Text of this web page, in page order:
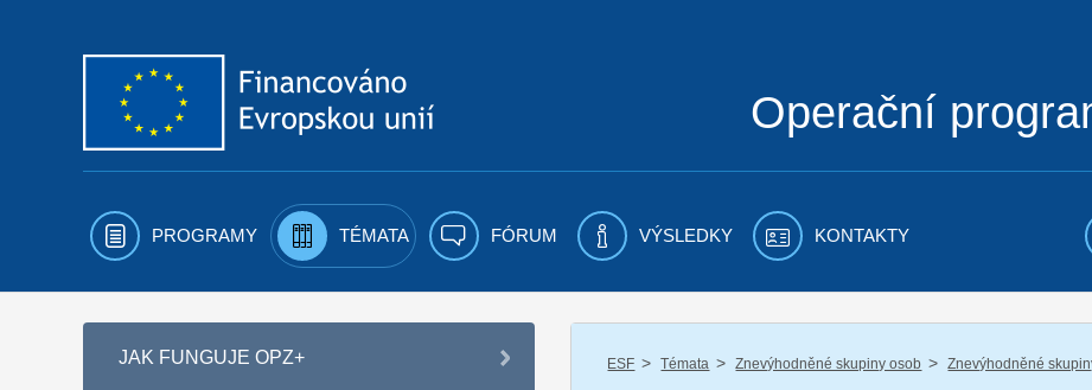
Operační
PROGRAMY TÉMATA FÓRUM VÝSLEDKY KONTAKTY
JAK FUNGUJE OPZ+ ESF / Témata / Znevýhodněné skupiny osob / Znevýhodněné